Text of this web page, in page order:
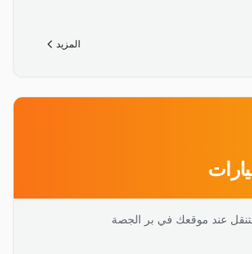
المزيد
عند موقعك في بر الجصة